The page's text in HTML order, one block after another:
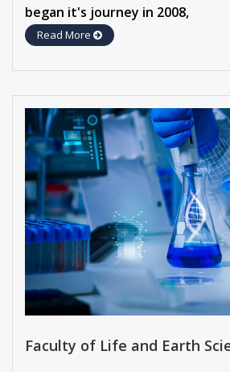
began it's journey in 2008,
Read More
Faculty of Life and Earth